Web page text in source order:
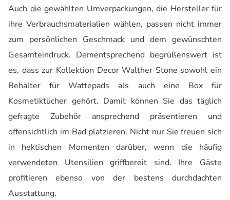
Auch die gewählten Umverpackungen, die Hersteller für
ihre Verbrauchsmaterialien wählen, passen nicht immer
zum persönlichen Geschmack und dem gewünschten
Gesamteindruck. Dementsprechend begrüßenswert ist
es, dass zur Kollektion Decor Walther Stone sowohl ein
Behälter für Wattepads als auch eine Box für
Kosmetiktücher gehört. Damit können Sie das täglich
gefragte Zubehör ansprechend präsentieren und
offensichtlich im Bad platzieren. Nicht nur Sie freuen sich
in hektischen Momenten darüber, wenn die häufig
verwendeten Utensilien griffbereit sind. Ihre Gäste
profitieren ebenso von der bestens durchdachten
Ausstattung.